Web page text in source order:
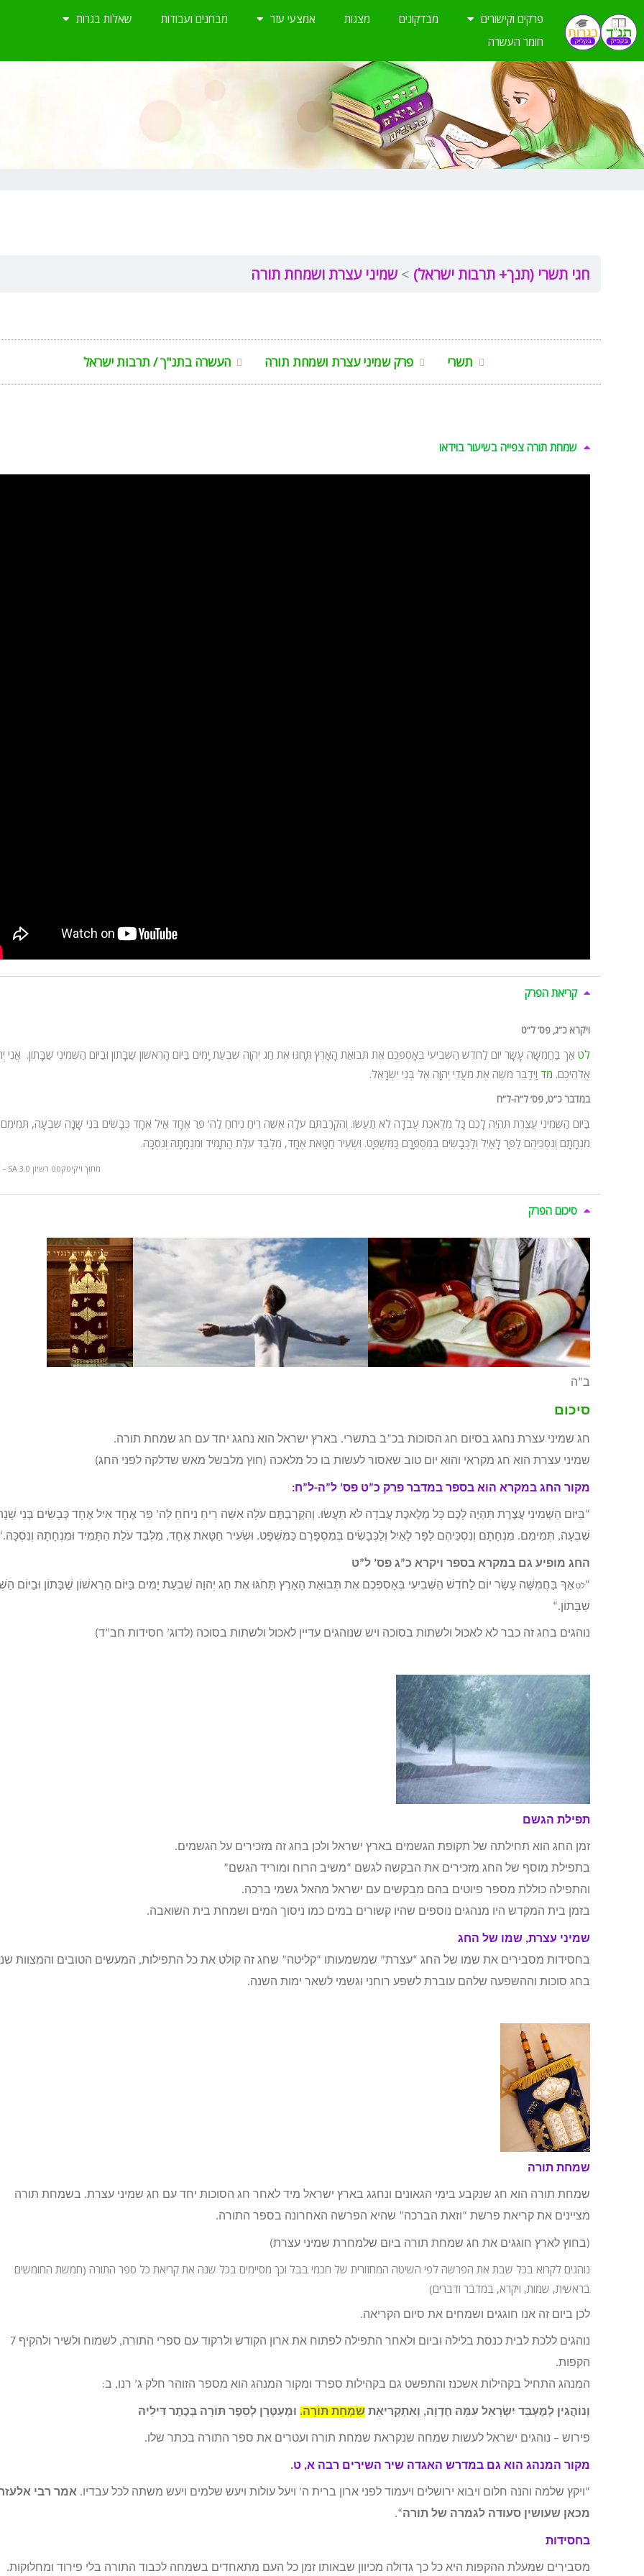
לתוכן
פרקים וקישורים מבדקונים מצגות אמצעי עזר מבחנים ועבודות
שאלות בגרות
חומר העשרה
חגי תשרי (תנך+ תרבות ישראל) שמיני עצרת ושמחת תורה
תשרי פרק שמיני עצרת ושמחת תורה העשרה בתנ"ך / תרבות ישראל
שמחת תורה צפייה בשיעור בוידאו
קריאת הפרק
ויקרא כ”ג, פס’ ל”ט
לט אַךְ בַּחֲמִשָּׁה עָשָׂר יוֹם לַחֹדֶשׁ הַשְּׁבִיעִי בְּאָסְפְּכֶם אֶת תְּבוּאַת הָאָרֶץ תָּחֹגּוּ אֶת חַג יְהוָה שִׁבְעַת יָמִים בַּיּוֹם הָרִאשׁוֹן שַׁבָּתוֹן וּבַיּוֹם הַשְּׁמִינִי שַׁבָּתוֹן. אֲנִי
אֱלֹהֵיכֶם. מד וַיְדַבֵּר מֹשֶׁה אֶת מֹעֲדֵי יְהוָה אֶל בְּנֵי יִשְׂרָאֵל.
במדבר כ”ט, פס’ ל”ה-ל”ח
בַּיּוֹם הַשְּׁמִינִי עֲצֶרֶת תִּהְיֶה לָכֶם כָּל מְלֶאכֶת עֲבֹדָה לֹא תַעֲשׂוּ. וְהִקְרַבְתֶּם עֹלָה אִשֵּׁה רֵיחַ נִיחֹחַ לַה’ פַּר אֶחָד אַיִל אֶחָד כְּבָשִׂים בְּנֵי שָׁנָה שִׁבְעָה,
מִנְחָתָם וְנִסְכֵּיהֶם לַפָּר לָאַיִל וְלַכְּבָשִׂים בְּמִסְפָּרָם כַּמִּשְׁפָּט. וּשְׂעִיר חַטָּאת אֶחָד, מִלְּבַד עֹלַת הַתָּמִיד וּמִנְחָתָהּ וְנִסְכָּהּ.
מתוך ויקיטקסט רשיון CC BY – SA 3.0
סיכום הפרק
ב”ה
סיכום
חג שמיני עצרת נחגג בסיום חג הסוכות בכ”ב בתשרי. בארץ ישראל הוא נחגג יחד עם חג שמחת תורה.
שמיני עצרת הוא חג מקראי והוא יום טוב שאסור לעשות בו כל מלאכה (חוץ מלבשל מאש שדלקה לפני החג)
מקור החג במקרא הוא בספר במדבר פרק כ”ט פס’ ל”ה-ל”ח:
“בַּיּוֹם הַשְּׁמִינִי עֲצֶרֶת תִּהְיֶה לָכֶם כָּל מְלֶאכֶת עֲבֹדָה לֹא תַעֲשׂוּ. וְהִקְרַבְתֶּם עֹלָה אִשֵּׁה רֵיחַ נִיחֹחַ לַה’ פַּר אֶחָד אַיִל אֶחָד כְּבָשִׂים בְּנֵי
שִׁבְעָה, תְּמִימִם. מִנְחָתָם וְנִסְכֵּיהֶם לַפָּר לָאַיִל וְלַכְּבָשִׂים בְּמִסְפָּרָם כַּמִּשְׁפָּט. וּשְׂעִיר חַטָּאת אֶחָד, מִלְּבַד עֹלַת הַתָּמִיד וּמִנְחָתָהּ וְנִסְכָּהּ.
החג מופיע גם במקרא בספר ויקרא כ”ג פס’ ל”ט
“לט אַךְ בַּחֲמִשָּׁה עָשָׂר יוֹם לַחֹדֶשׁ הַשְּׁבִיעִי בְּאָסְפְּכֶם אֶת תְּבוּאַת הָאָרֶץ תָּחֹגּוּ אֶת חַג יְהוָה שִׁבְעַת יָמִים בַּיּוֹם הָרִאשׁוֹן שַׁבָּתוֹן וּבַיּוֹם
שַׁבָּתוֹן .
“
נוהגים בחג זה כבר לא לאכול ולשתות בסוכה ויש שנוהגים עדיין לאכול ולשתות בסוכה (לדוג’ חסידות חב”ד)
תפילת הגשם
זמן החג הוא תחילתה של תקופת הגשמים בארץ ישראל ולכן בחג זה מזכירים על הגשמים.
בתפילת מוסף של החג מזכירים את הבקשה לגשם “משיב הרוח ומוריד הגשם”
והתפילה כוללת מספר פיוטים בהם מבקשים עם ישראל מהאל גשמי ברכה.
בזמן בית המקדש היו מנהגים נוספים שהיו קשורים במים כמו ניסוך המים ושמחת בית השואבה.
שמיני עצרת, שמו של החג
בחסידות מסבירים את שמו של החג “עצרת” שמשמעותו “קליטה” שחג זה קולט את כל התפילות, המעשים הטובים והמצוות
בחג סוכות וההשפעה שלהם עוברת לשפע רוחני וגשמי לשאר ימות השנה.
שמחת תורה
שמחת תורה הוא חג שנקבע בימי הגאונים ונחגג בארץ ישראל מיד לאחר חג הסוכות יחד עם חג שמיני עצרת. בשמחת תורה
מציינים את קריאת פרשת “וזאת הברכה” שהיא הפרשה האחרונה בספר התורה.
(בחוץ לארץ חוגגים את חג שמחת תורה ביום שלמחרת שמיני עצרת)
נוהגים לקרוא בכל שבת את הפרשה לפי השיטה המחזורית של חכמי בבל וכך מסיימים בכל שנה את קריאת כל ספר התורה (חמשת החומשים
בראשית, שמות, ויקרא, במדבר ודברים)
לכן ביום זה אנו חוגגים ושמחים את סיום הקריאה.
נוהגים ללכת לבית כנסת בלילה וביום ולאחר התפילה לפתוח את ארון הקודש ולרקוד עם ספרי התורה, לשמוח ולשיר ולהקיף 7
הקפות.
המנהג התחיל בקהילות אשכנז והתפשט גם בקהילות ספרד ומקור המנהג הוא מספר הזוהר חלק ג’ רנו, ב:
וְנוֹהֲגִין לְמֶעְבַּד יִשְׂרָאֵל עִמָּהּ חֶדְוָה, וְאִתְקְרִיאַת שִׂמְחַת תּוֹרָה. וּמְעַטְּרָן לְסֵפֶר תּוֹרָה בְּכֶתֶר דִּילֵיהּ
פירוש – נוהגים ישראל לעשות שמחה שנקראת שמחת תורה ועטרים את ספר התורה בכתר שלו.
מקור המנהג הוא גם במדרש האגדה שיר השירים רבה א, ט.
“ויקץ שלמה והנה חלום ויבוא ירושלים ויעמוד לפני ארון ברית ה’ ויעל עולות ויעש שלמים ויעש משתה לכל עבדיו. אמר רבי
מכאן שעושין סעודה לגמרה של תורה“.
בחסידות
מסבירים שמעלת ההקפות היא כל כך גדולה מכיוון שבאותו זמן כל העם מתאחדים בשמחה לכבוד התורה בלי פירוד ומחלוקות.